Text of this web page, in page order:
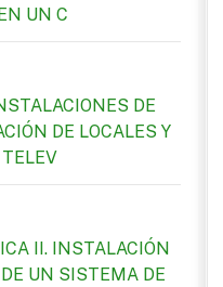
UN C
DE
DE LOCALES Y
II. INSTALACIÓN
UN SISTEMA DE